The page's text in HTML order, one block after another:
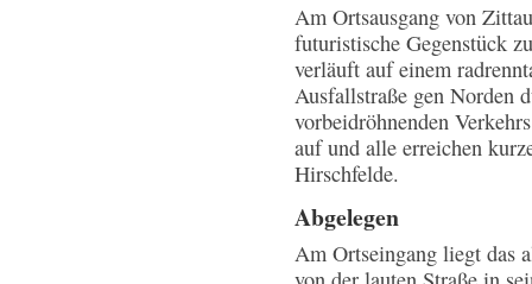
Am Ortsausgang von
futuristische Gegenstück
verläuft auf einem
Ausfallstraße gen Norden
vorbeidröhnenden
auf und alle erreichen
Hirschfelde.
Abgelegen
Am Ortseingang liegt das